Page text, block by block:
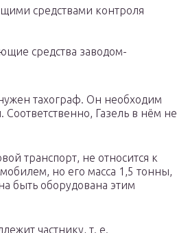
средствами контроля
средства заводом-
тахограф. Он необходим
Соответственно, Газель в нём не
транспорт, не относится к
но его масса 1,5 тонны,
быть оборудована этим
частнику, т. е.